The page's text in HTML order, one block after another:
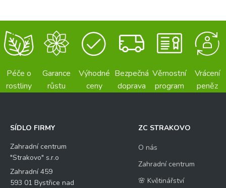
Péče o
rostliny
Garance
růstu
Výhodné
ceny
Bezpečná
doprava
Věrnostní
program
Vrácení
peněz
SÍDLO FIRMY
Zahradní centrum
"Strakovo" s.r.o
Zahradní 459
593 01 Bystřice nad
ZC STRAKOVO
O nás
Zahradní centrum
🌸 Květinářství